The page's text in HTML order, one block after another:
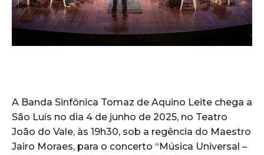
A Banda Sinfônica Tomaz de Aquino Leite chega a
São Luís no dia 4 de junho de 2025, no Teatro
João do Vale, às 19h30, sob a regência do Maestro
Jairo Moraes, para o concerto “Música Universal –